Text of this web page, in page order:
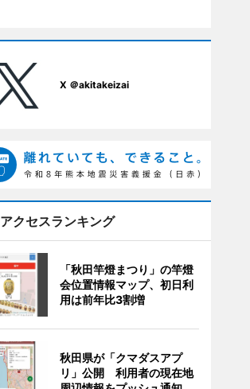
X ＠akitakeizai
アクセスランキング
「秋田竿燈まつり」の竿燈
会位置情報マップ、初日利
用は前年比3割増
秋田県が「クマダスアプ
リ」公開 利用者の現在地